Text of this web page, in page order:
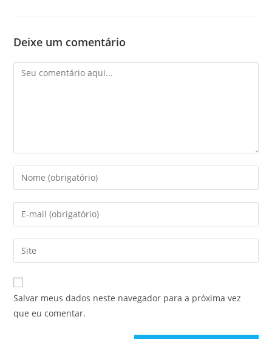
Deixe um comentário
Salvar meus dados neste navegador para a próxima vez
que eu comentar.